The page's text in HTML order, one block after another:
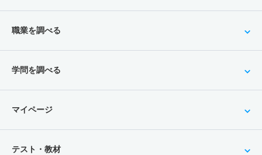
職業を調べる
学問を調べる
マイページ
テスト・教材